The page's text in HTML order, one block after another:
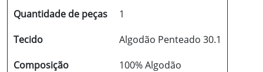
Quantidade de peças
1
Tecido
Algodão Penteado 30.1
Composição
100% Algodão